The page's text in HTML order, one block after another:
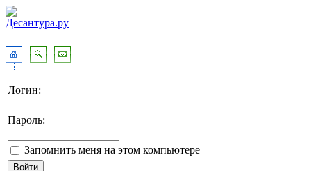
Логин:
Пароль:
Запомнить меня на этом компьютере